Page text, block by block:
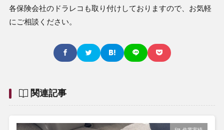
各保険会社のドラレコも取り付けしておりますので、お気軽
にご相談ください。
関連記事